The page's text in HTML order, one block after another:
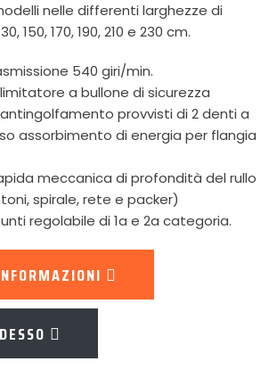
nelle differenti larghezze di
150, 170, 190, 210 e 230 cm.
540 giri/min.
a bullone di sicurezza
provvisti di 2 denti a
assorbimento di energia per flangia
meccanica di profondità del rullo
spirale, rete e packer)
regolabile di 1a e 2a categoria.